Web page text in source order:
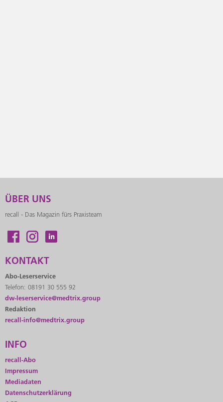
ÜBER UNS
recall - Das Magazin fürs Praxisteam
KONTAKT
Abo-Leserservice
Telefon: 08191 30 555 92
dw-leserservice@medtrix.group
Redaktion
recall-info@medtrix.group
INFO
recall-Abo
Impressum
Mediadaten
Datenschutzerklärung